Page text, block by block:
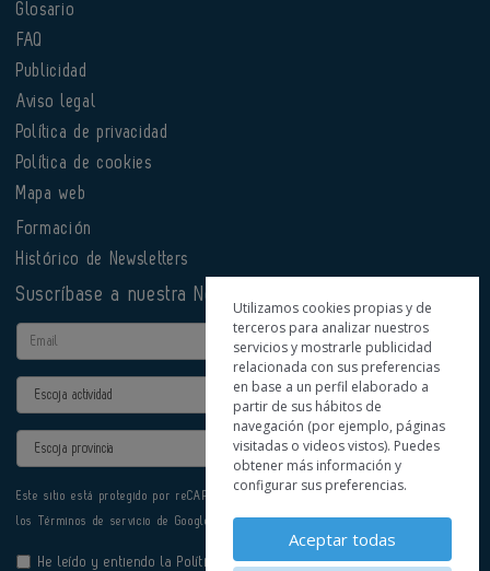
Glosario
FAQ
Publicidad
Aviso legal
Política de privacidad
Política de cookies
Mapa web
Formación
Histórico de Newsletters
Suscríbase a nuestra Newsletter
Email
Actividad
Provincia
Este sitio está protegido por reCAPTCHA y se aplican la
los Términos de servicio de Google.
He leído y entiendo la Política de Privacidad
Utilizamos cookies propias y de
terceros para analizar nuestros
servicios y mostrarle publicidad
relacionada con sus preferencias
en base a un perfil elaborado a
partir de sus hábitos de
navegación (por ejemplo, páginas
visitadas o videos vistos). Puedes
obtener más información y
configurar sus preferencias.
Aceptar todas